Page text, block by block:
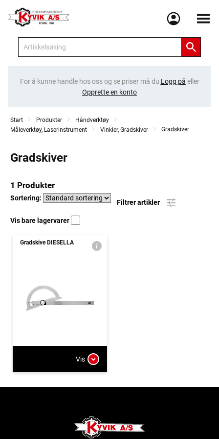
Meny
For å kunne handle hos oss og se priser må du Logg på eller
Opprette en konto
Start Produkter
Håndverktøy
Måleverktøy, Laserinstrument
Vinkler, Gradskiver Gradskiver
Gradskiver
1 Produkter
Sortering:
Filtrer artikler
Vis bare lagervarer
Gradskive DIESELLA
Vis